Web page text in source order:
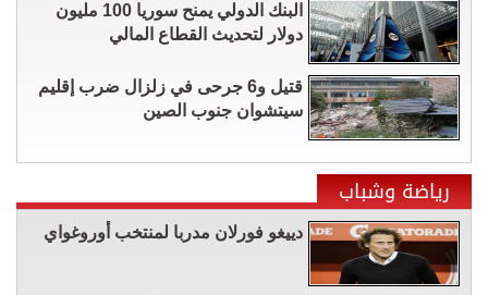
البنك الدولي يمنح سوريا 100 مليون
دولار لتحديث القطاع المالي
قتيل و6 جرحى في زلزال ضرب إقليم
سيتشوان ​جنوب الصين
رياضة وشباب
دييغو فورلان مدربا لمنتخب أوروغواي